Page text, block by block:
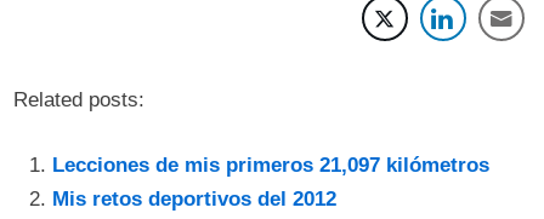
Related posts:
Lecciones de mis primeros 21,097 kilómetros
Mis retos deportivos del 2012